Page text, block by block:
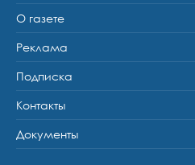
О газете
Реклама
Подписка
Контакты
Документы